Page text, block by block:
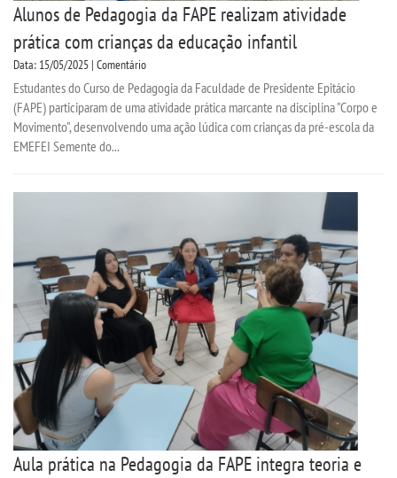
Alunos de Pedagogia da FAPE realizam atividade
prática com crianças da educação infantil
Data: 15/05/2025 | Comentário
Estudantes do Curso de Pedagogia da Faculdade de Presidente Epitácio
(FAPE) participaram de uma atividade prática marcante na disciplina "Corpo e
Movimento", desenvolvendo uma ação lúdica com crianças da pré-escola da
EMEFEI Semente do...
Aula prática na Pedagogia da FAPE integra teoria e